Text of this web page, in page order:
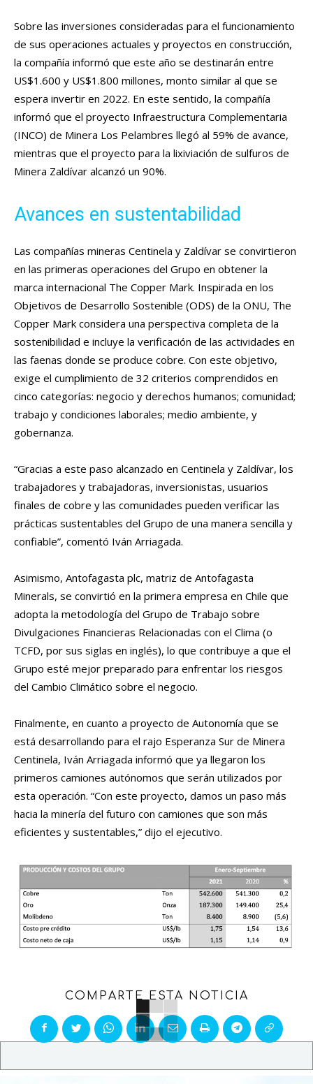
Sobre las inversiones consideradas para el funcionamiento
de sus operaciones actuales y proyectos en construcción,
la compañía informó que este año se destinarán entre
US$1.600 y US$1.800 millones, monto similar al que se
espera invertir en 2022. En este sentido, la compañía
informó que el proyecto Infraestructura Complementaria
(INCO) de Minera Los Pelambres llegó al 59% de avance,
mientras que el proyecto para la lixiviación de sulfuros de
Minera Zaldívar alcanzó un 90%.
Avances en sustentabilidad
Las compañías mineras Centinela y Zaldívar se convirtieron
en las primeras operaciones del Grupo en obtener la
marca internacional The Copper Mark. Inspirada en los
Objetivos de Desarrollo Sostenible (ODS) de la ONU, The
Copper Mark considera una perspectiva completa de la
sostenibilidad e incluye la verificación de las actividades en
las faenas donde se produce cobre. Con este objetivo,
exige el cumplimiento de 32 criterios comprendidos en
cinco categorías: negocio y derechos humanos; comunidad;
trabajo y condiciones laborales; medio ambiente, y
gobernanza.
“Gracias a este paso alcanzado en Centinela y Zaldívar, los
trabajadores y trabajadoras, inversionistas, usuarios
finales de cobre y las comunidades pueden verificar las
prácticas sustentables del Grupo de una manera sencilla y
confiable”, comentó Iván Arriagada.
Asimismo, Antofagasta plc, matriz de Antofagasta
Minerals, se convirtió en la primera empresa en Chile que
adopta la metodología del Grupo de Trabajo sobre
Divulgaciones Financieras Relacionadas con el Clima (o
TCFD, por sus siglas en inglés), lo que contribuye a que el
Grupo esté mejor preparado para enfrentar los riesgos
del Cambio Climático sobre el negocio.
Finalmente, en cuanto a proyecto de Autonomía que se
está desarrollando para el rajo Esperanza Sur de Minera
Centinela, Iván Arriagada informó que ya llegaron los
primeros camiones autónomos que serán utilizados por
esta operación. “Con este proyecto, damos un paso más
hacia la minería del futuro con camiones que son más
eficientes y sustentables,” dijo el ejecutivo.
COMPARTE ESTA NOTICIA